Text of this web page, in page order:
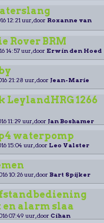
12:21 uur, door Roxanne van
Rover BRM
14:57 uur, door Erwin den Hoed
21:28 uur, door Jean-Marie
LeylandHRG 1266
11:29 uur, door Jan Boshamer
waterpomp
15:04 uur, door Leo Valster
10:26 uur, door Bart Spijker
alarm slaa
07:49 uur, door Cihan